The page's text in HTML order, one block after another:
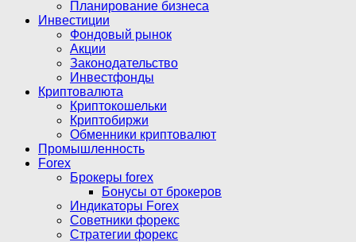
Планирование бизнеса
Инвестиции
Фондовый рынок
Акции
Законодательство
Инвестфонды
Криптовалюта
Криптокошельки
Криптобиржи
Обменники криптовалют
Промышленность
Forex
Брокеры forex
Бонусы от брокеров
Индикаторы Forex
Советники форекс
Стратегии форекс